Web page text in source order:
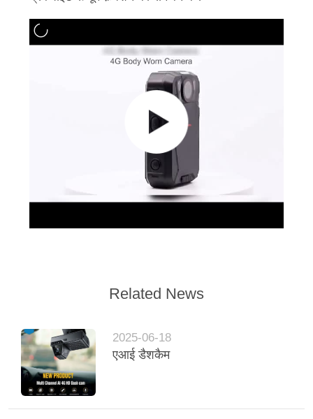
Related News
2025-06-18
एआई डैशकैम